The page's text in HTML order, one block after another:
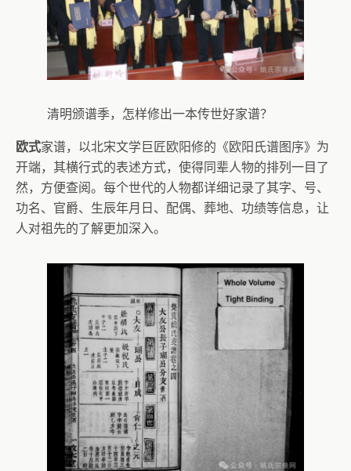
清明颁谱季，怎样修出一本传世好家谱？
欧式家谱，以北宋文学巨匠欧阳修的《欧阳氏谱图序》为
开端，其横行式的表述方式，使得同辈人物的排列一目了
然，方便查阅。每个世代的人物都详细记录了其字、号、
功名、官爵、生辰年月日、配偶、葬地、功绩等信息，让
人对祖先的了解更加深入。